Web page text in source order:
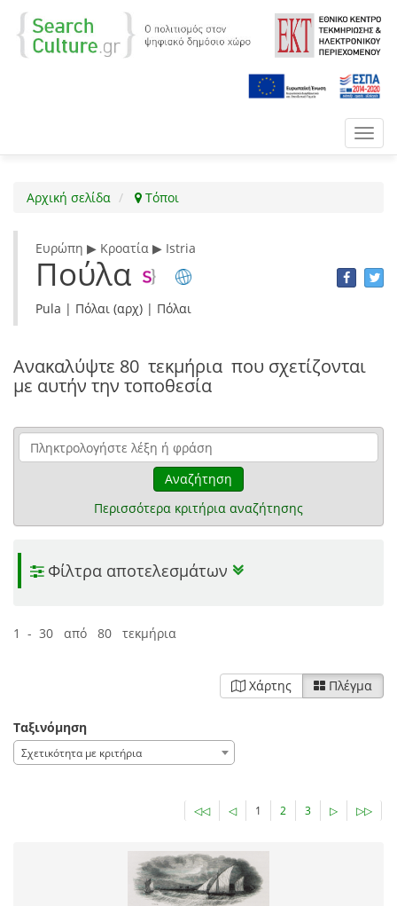
Αρχική σελίδα Τόποι
Ευρώπη ▶ Κροατία ▶ Istria
Πούλα
Pula | Πόλαι (αρχ) | Πόλαι
Ανακαλύψτε 80 τεκμήρια που σχετίζονται
με αυτήν την τοποθεσία
Αναζήτηση
Περισσότερα κριτήρια αναζήτησης
Φίλτρα αποτελεσμάτων
1 - 30 από 80 τεκμήρια
Χάρτης Πλέγμα
Ταξινόμηση
Σχετικότητα με κριτήρια
◁◁ ◁ 1 2 3 ▷ ▷▷